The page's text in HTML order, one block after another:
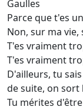
Gaulles
Parce que t'es
Non, sur ma
T'es vraiment
T'es vraiment
D'ailleurs, tu
de suite, on sort
Tu mérites